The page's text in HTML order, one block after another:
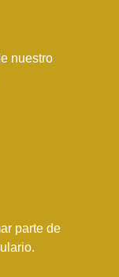
nuestro
parte de
.